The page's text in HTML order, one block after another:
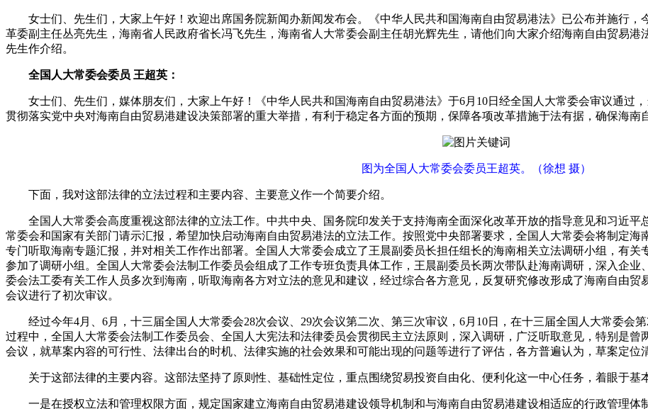
女士们、先生们，大家上午好！欢迎出席国务院新闻办新闻发布会。《中华人民共和国海南自由贸易港法》已公布并施行
革委副主任丛亮先生，海南省人民政府省长冯飞先生，海南省人大常委会副主任胡光辉先生，请他们向大家介绍海南自由贸易
先生作介绍。
全国人大常委会委员 王超英：
女士们、先生们，媒体朋友们，大家上午好！《中华人民共和国海南自由贸易港法》于6月10日经全国人大常委会审议通过
贯彻落实党中央对海南自由贸易港建设决策部署的重大举措，有利于稳定各方面的预期，保障各项改革措施于法有据，确保海南
图为全国人大常委会委员王超英。（徐想 摄）
下面，我对这部法律的立法过程和主要内容、主要意义作一个简要介绍。
全国人大常委会高度重视这部法律的立法工作。中共中央、国务院印发关于支持海南全面深化改革开放的指导意见和习近
常委会和国家有关部门请示汇报，希望加快启动海南自由贸易港法的立法工作。按照党中央部署要求，全国人大常委会将制定
专门听取海南专题汇报，并对相关工作作出部署。全国人大常委会成立了王晨副委员长担任组长的海南相关立法调研小组，有
参加了调研小组。全国人大常委会法制工作委员会组成了工作专班负责具体工作，王晨副委员长两次带队赴海南调研，深入企
委会法工委有关工作人员多次到海南，听取海南各方对立法的意见和建议，经过综合各方意见，反复研究修改形成了海南自由贸
会议进行了初次审议。
经过今年4月、6月，十三届全国人大常委会28次会议、29次会议第二次、第三次审议，6月10日，在十三届全国人大常委会
过程中，全国人大常委会法制工作委员会、全国人大宪法和法律委员会贯彻民主立法原则，深入调研，广泛听取意见，特别是
会议，就草案内容的可行性、法律出台的时机、法律实施的社会效果和可能出现的问题等进行了评估，各方普遍认为，草案定位
关于这部法律的主要内容。这部法坚持了原则性、基础性定位，重点围绕贸易投资自由化、便利化这一中心任务，着眼于基
一是在授权立法和管理权限方面，规定国家建立海南自由贸易港建设领导机制和与海南自由贸易港建设相适应的行政管理